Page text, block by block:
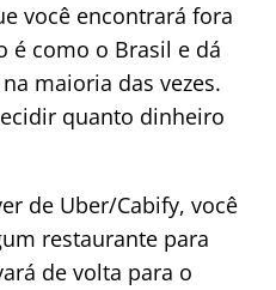
você encontrará fora
é como o Brasil e dá
maioria das vezes.
quanto dinheiro
de Uber/Cabify, você
restaurante para
de volta para o